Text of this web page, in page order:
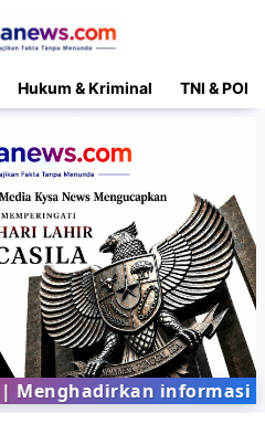
Hukum & Kriminal TNI &
informasi